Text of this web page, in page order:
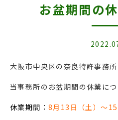
お盆期間の
大阪市中央区の奈良特許事務所
当事務所のお盆期間の休業に
休業期間： 8月13日（土）〜15